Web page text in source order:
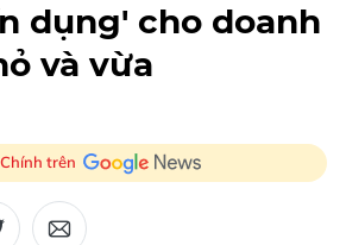
dụng' cho doanh
và vừa
trên